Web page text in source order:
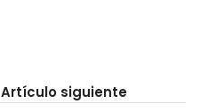
Artículo siguiente